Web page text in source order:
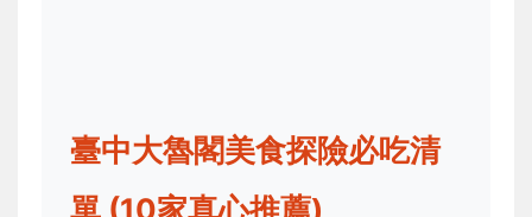
臺中大魯閣美食探險必吃清
單 (10家真心推薦)